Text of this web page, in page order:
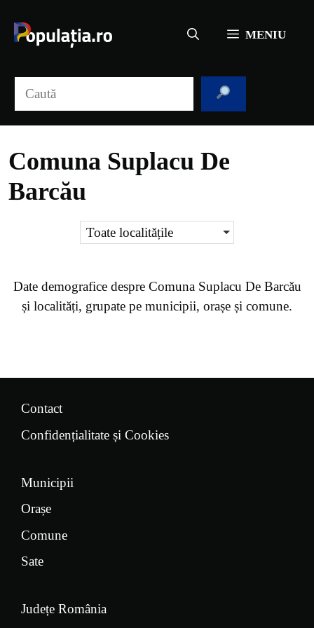
conținut
MENIU
Comuna Suplacu De
Barcău
Toate localitățile
Date demografice despre Comuna Suplacu De Barcău
și localități, grupate pe municipii, orașe și comune.
Contact
Confidențialitate și Cookies
Municipii
Orașe
Comune
Sate
Județe România